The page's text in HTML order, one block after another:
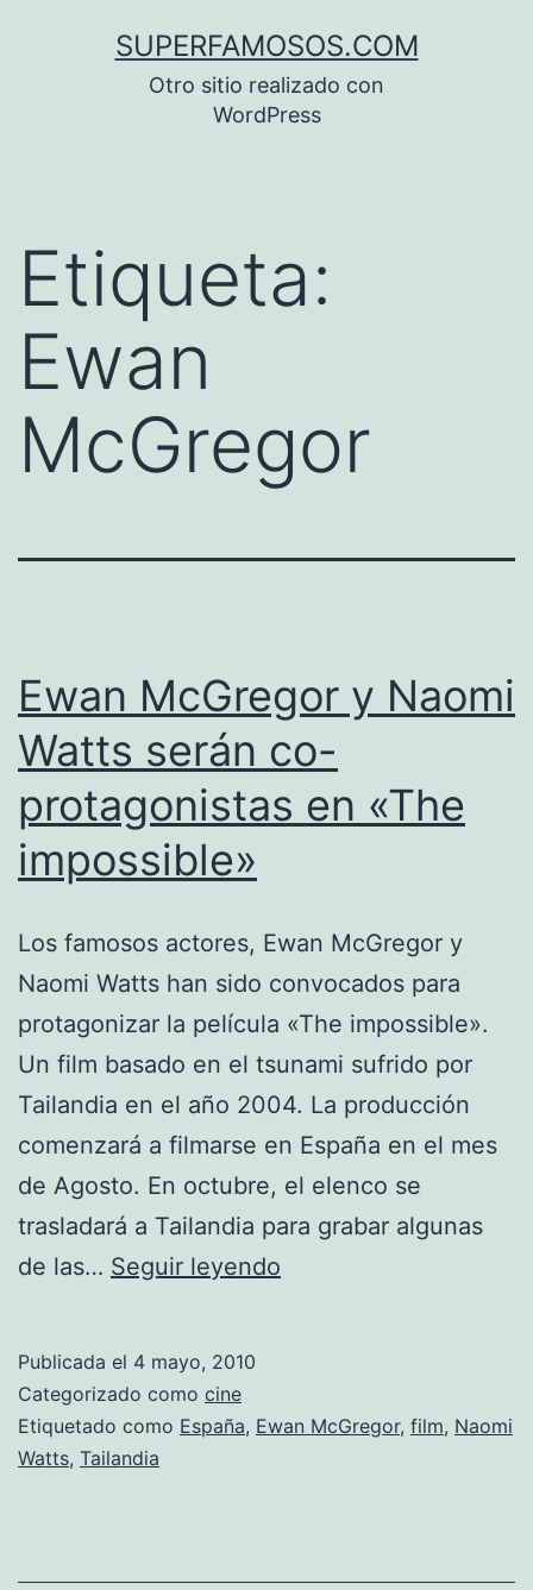
SUPERFAMOSOS.COM
Otro sitio realizado con
WordPress
Etiqueta:
Ewan
McGregor
Ewan McGregor y Naomi
Watts serán co-
protagonistas en «The
impossible»
Los famosos actores, Ewan McGregor y
Naomi Watts han sido convocados para
protagonizar la película «The impossible».
Un film basado en el tsunami sufrido por
Tailandia en el año 2004. La producción
comenzará a filmarse en España en el mes
de Agosto. En octubre, el elenco se
trasladará a Tailandia para grabar algunas
de las… Seguir leyendo
Watts
Publicada el 4 mayo, 2010
Categorizado como cine
Etiquetado como España, Ewan McGregor, film, Naomi
Watts, Tailandia